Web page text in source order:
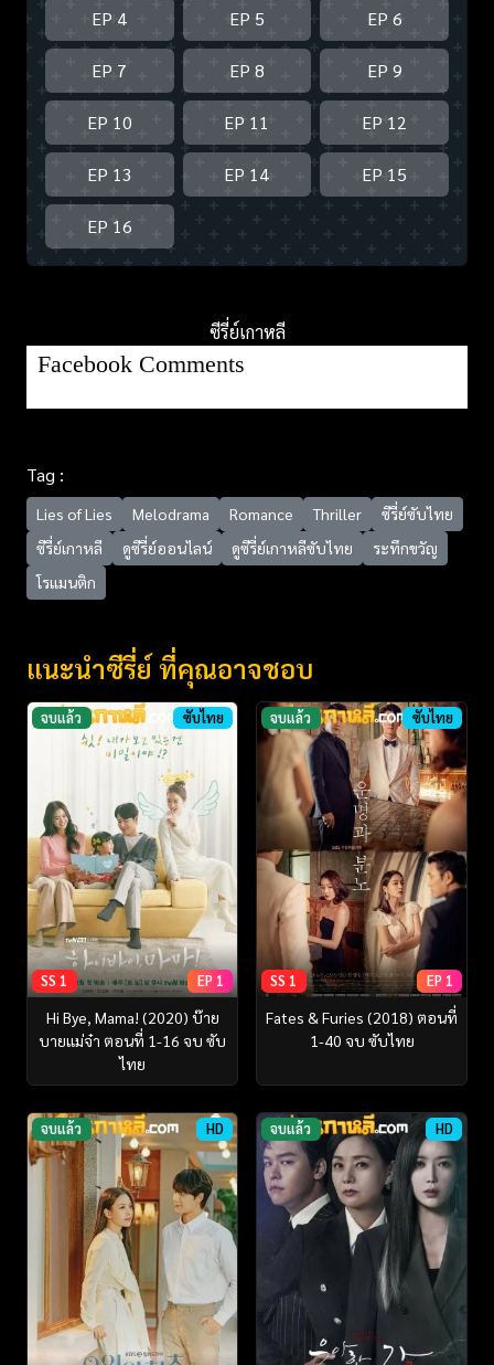
EP 4 EP 5 EP 6
EP 7 EP 8 EP 9
EP 10 EP 11 EP 12
EP 13 EP 14 EP 15
EP 16
ซีรี่ย์เกาหลี
Facebook Comments
Tag :
Lies of Lies Melodrama Romance Thriller
ซีรี่ย์ซับไทย
ซีรี่ย์เกาหลี
ดูซีรี่ย์ออนไลน์ ดูซีรี่ย์เกาหลีซับไทย
ระทึกขวัญ
โรแมนติก
แนะนำซีรี่ย์ ที่คุณอาจชอบ
จบแล้ว ซับไทย
SS 1 EP 1
Hi Bye, Mama! (2020) บ๊าย
บายแม่จ๋า ตอนที่ 1-16 จบ ซับ
ไทย
จบแล้ว ซับไทย
SS 1 EP 1
Fates & Furies (2018) ตอนที่
1-40 จบ ซับไทย
จบแล้ว HD จบแล้ว HD